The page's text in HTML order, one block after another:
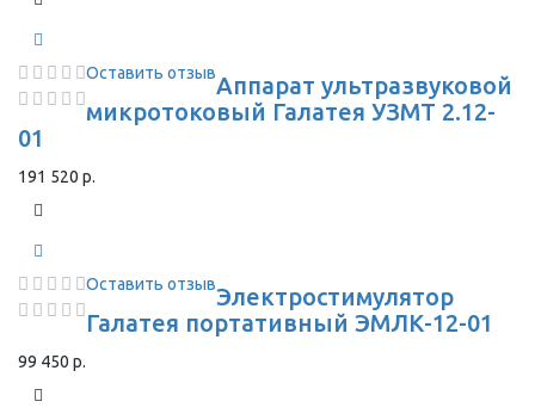
Оставить отзывАппарат ультразвуковой
микротоковый Галатея УЗМТ 2.12-
01
191 520 р.
Оставить отзывЭлектростимулятор
Галатея портативный ЭМЛК-12-01
99 450 р.